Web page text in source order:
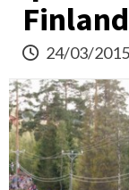
24/03/2015